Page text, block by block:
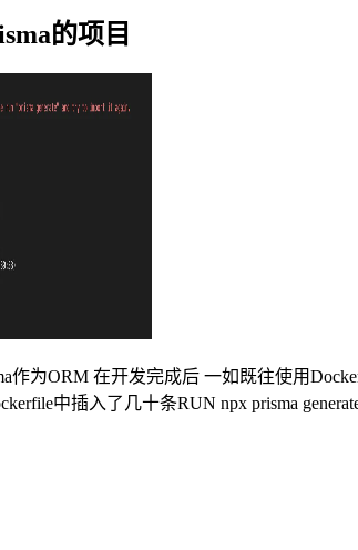
的项目
作为ORM 在开发完成后 一如既往使用
中插入了几十条RUN npx prisma